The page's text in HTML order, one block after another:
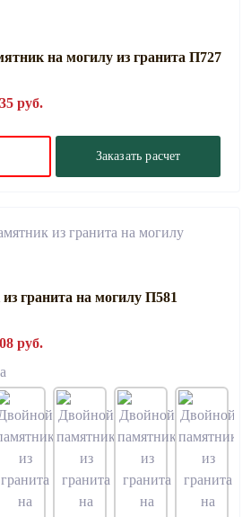
на могилу из гранита П727
руб.
Заказать расчет
гранита на могилу П581
руб.